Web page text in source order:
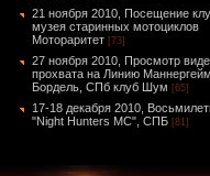
21 ноября 2010, Посещение
музея старинных мотоциклов
Мотораритет [73]
27 ноября 2010, Просмотр
прохвата на Линию
Бордель, СПб клуб Шум [65]
17-18 декабря 2010,
"Night Hunters MC", СПБ [81]